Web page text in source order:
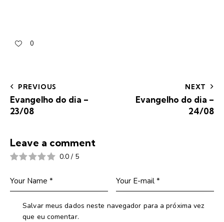
0
PREVIOUS
Evangelho do dia –
23/08
NEXT
Evangelho do dia –
24/08
Leave a comment
0.0 / 5
Salvar meus dados neste navegador para a próxima vez
que eu comentar.